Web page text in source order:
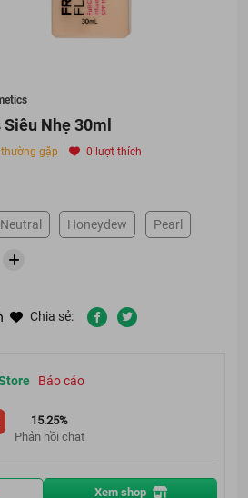
Nhẹ 30ml
gặp 0 lượt thích
Honeydew Pearl
Báo cáo
15.25%
Phản hồi chat
Xem shop
Chia sẻ: